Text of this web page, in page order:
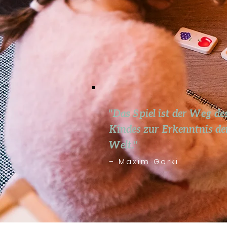
"Das Spiel ist der Weg
Kindes zur Erkenntnis
Welt."
– Maxim Gorki